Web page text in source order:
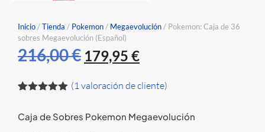
Inicio/Tienda / Pokemon/ Megaevolución/ Pokemon: Caja de 36
sobres Megaevolución (Español)
216,00€ 179,95 €
5 en base
(1 valoración de cliente)
Caja de Sobres Pokemon Megaevolución